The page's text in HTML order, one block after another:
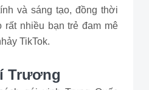
và sáng tạo, đồng thời
rất nhiều bạn trẻ đam mê
TikTok.
Trương